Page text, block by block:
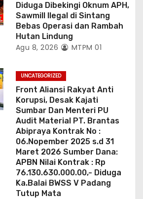
Diduga Dibekingi Oknum APH,
Sawmill Ilegal di Sintang
Bebas Operasi dan Rambah
Hutan Lindung
Agu 8, 2026 MTPM 01
UNCATEGORIZED
Front Aliansi Rakyat Anti
Korupsi, Desak Kajati
Sumbar Dan Menteri PU
Audit Material PT. Brantas
Abipraya Kontrak No :
06.Nopember 2025 s.d 31
Maret 2026 Sumber Dana:
APBN Nilai Kontrak : Rp
76.130.630.000.00,- Diduga
Ka.Balai BWSS V Padang
Tutup Mata